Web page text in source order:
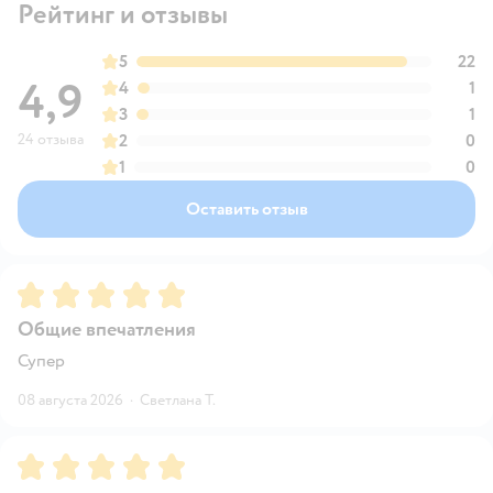
Рейтинг и отзывы
4,9
24 отзыва
5
22
4
1
3
1
2
0
1
0
Оставить отзыв
Рейтинг:5
Общие впечатления
Супер
08 августа 2026 · Светлана Т.
Рейтинг:5